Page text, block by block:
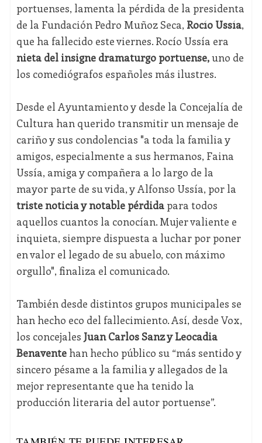
portuenses, lamenta la pérdida de la presidenta
de la Fundación Pedro Muñoz Seca, Rocío Ussía,
que ha fallecido este viernes. Rocío Ussía era
nieta del insigne dramaturgo portuense,uno de
los comediógrafos españoles más ilustres.
Desde el Ayuntamiento y desde la Concejalía de
Cultura han querido transmitir un mensaje de
cariño y sus condolencias "a toda la familia y
amigos, especialmente a sus hermanos, Faina
Ussía, amiga y compañera a lo largo de la
mayor parte de su vida, y Alfonso Ussía, por la
triste noticia y notable pérdidapara todos
aquellos cuantos la conocían. Mujer valiente e
inquieta, siempre dispuesta a luchar por poner
en valor el legado de su abuelo, con máximo
orgullo", finaliza el comunicado.
También desde distintos grupos municipales se
han hecho eco del fallecimiento. Así, desde Vox,
los concejales Juan Carlos Sanz y Leocadia
Benaventehan hecho público su “más sentido y
sincero pésame a la familia y allegados de la
mejor representante que ha tenido la
producción literaria del autor portuense”.